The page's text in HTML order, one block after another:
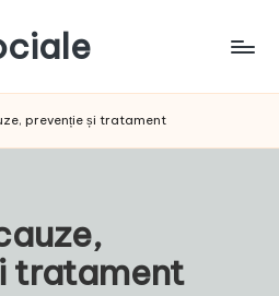
prevenție și tratament
tratament